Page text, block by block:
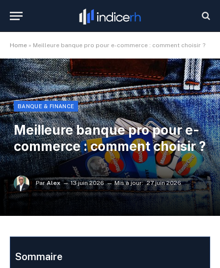
Home » Meilleure banque pro pour e-commerce : comment choisir ?
BANQUE & FINANCE
Meilleure banque pro pour e-
commerce : comment choisir ?
Par Alex 13 juin 2026 Mis à jour: 27 juin 2026
Sommaire